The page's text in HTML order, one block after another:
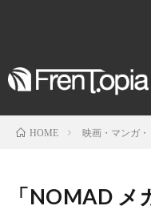
HOME 映画・マンガ
「NOMAD メ